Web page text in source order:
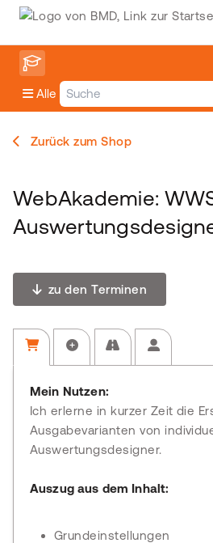
Alle
Zurück zum Shop
WebAkademie:
zu den Terminen
Mein Nutzen:
Ich erlerne in kurzer Zeit die
Ausgabevarianten von
Auswertungsdesigner.
Auszug aus dem Inhalt:
Grundeinstellungen